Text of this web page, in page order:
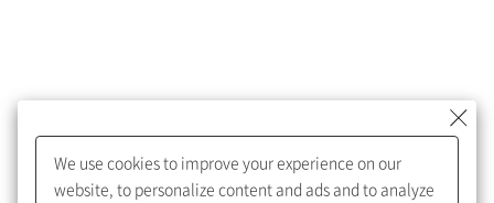
めします。
My SHIMADZU for Analyticalへ登録いただくと、技術情報や
We use cookies to improve your experience on our
website, to personalize content and ads and to analyze